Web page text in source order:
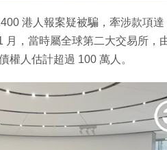
港人報案疑被騙，牽涉款項
，當時屬全球第二大交易所，
權人估計超過 100 萬人。